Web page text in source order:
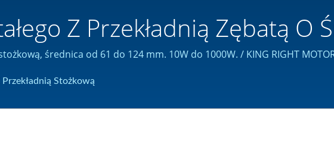
Z Przekładnią Zębatą O
Od 10W Do 1000W. /
| KING RIGHT MOTOR
średnica od 61 do 124 mm. 10W do 1000W. / KING RIGHT
Stożkową